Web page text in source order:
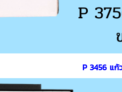
P 3456 แ